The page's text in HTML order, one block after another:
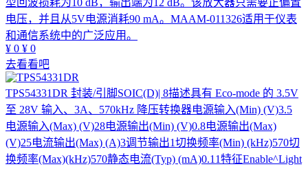
型回波损耗为10 dB，输出端为12 dB。该放大器只需要正偏置
电压，并且从5V电源消耗90 mA。MAAM-011326适用于仪表
和通信系统中的广泛应用。
¥ 0 ¥ 0
去看看吧
TPS54331DR 封装/引脚SOIC(D)| 8描述具有 Eco-mode 的 3.5V
至 28V 输入、3A、570kHz 降压转换器电源输入(Min) (V)3.5
电源输入(Max) (V)28电源输出(Min) (V)0.8电源输出(Max)
(V)25电流输出(Max) (A)3调节输出1切换频率(Min) (kHz)570切
换频率(Max)(kHz)570静态电流(Typ) (mA)0.11特征Enable^Light